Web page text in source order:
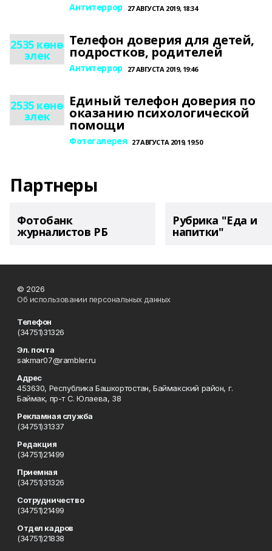
Антитеррор 27 АВГУСТА 2019, 18:34
2535 көнө
элек
Телефон доверия для детей,
подростков, родителей
Антитеррор 27 АВГУСТА 2019, 19:46
2535 көнө
элек
Единый телефон доверия по
оказанию психологической
помощи
Фотогалерея 27 АВГУСТА 2019, 19:50
Партнеры
Фотобанк
журналистов РБ
Рубрика "Еда и
напитки"
© 2026
Об использовании персональных данных
Телефон
(34751)31326
Эл. почта
sakmar07@rambler.ru
Адрес
453630, Республика Башкортостан, Баймакский район, г.
Баймак, пр-т С. Юлаева, 38
Рекламная служба
(34751)31337
Редакция
(34751)21499
Приемная
(34751)31326
Сотрудничество
(34751)21499
Отдел кадров
(34751)21838